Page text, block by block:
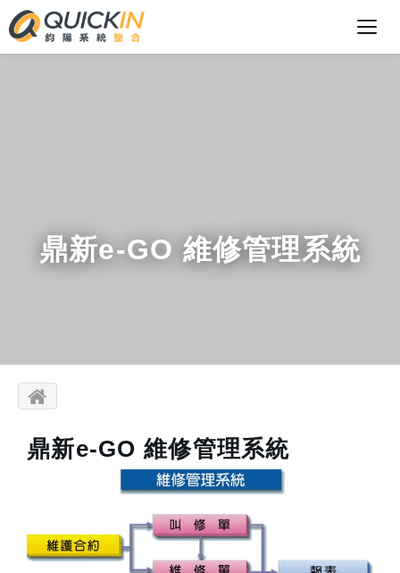
鼎新e-GO 維修管理系統
鼎新e-GO 維修管理系統